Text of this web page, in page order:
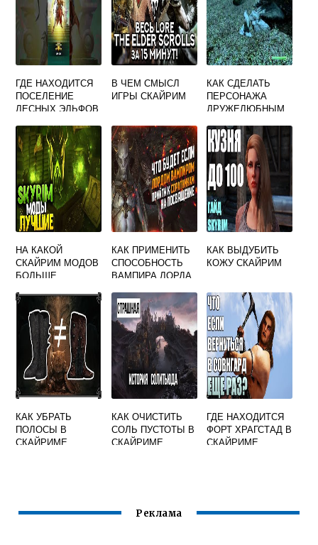
ГДЕ НАХОДИТСЯ
ПОСЕЛЕНИЕ
ЛЕСНЫХ ЭЛЬФОВ
В ЧЕМ СМЫСЛ
ИГРЫ СКАЙРИМ
КАК СДЕЛАТЬ
ПЕРСОНАЖА
ДРУЖЕЛЮБНЫМ
НА КАКОЙ
СКАЙРИМ МОДОВ
БОЛЬШЕ
КАК ПРИМЕНИТЬ
СПОСОБНОСТЬ
ВАМПИРА ЛОРДА
КАК ВЫДУБИТЬ
КОЖУ СКАЙРИМ
КАК УБРАТЬ
ПОЛОСЫ В
СКАЙРИМЕ
КАК ОЧИСТИТЬ
СОЛЬ ПУСТОТЫ В
СКАЙРИМЕ
ГДЕ НАХОДИТСЯ
ФОРТ ХРАГСТАД В
СКАЙРИМЕ
Реклама